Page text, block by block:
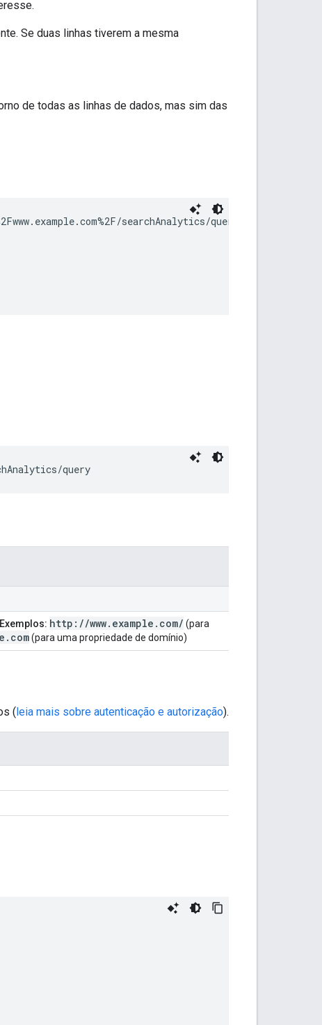
Se duas linhas tiverem a mesma
de todas as linhas de dados, mas sim das
searchAnalytics/
query
Exemplos: http: //www. example . com/ (para
. com(para uma propriedade de domínio)
(leia mais sobre autenticação e autorização).